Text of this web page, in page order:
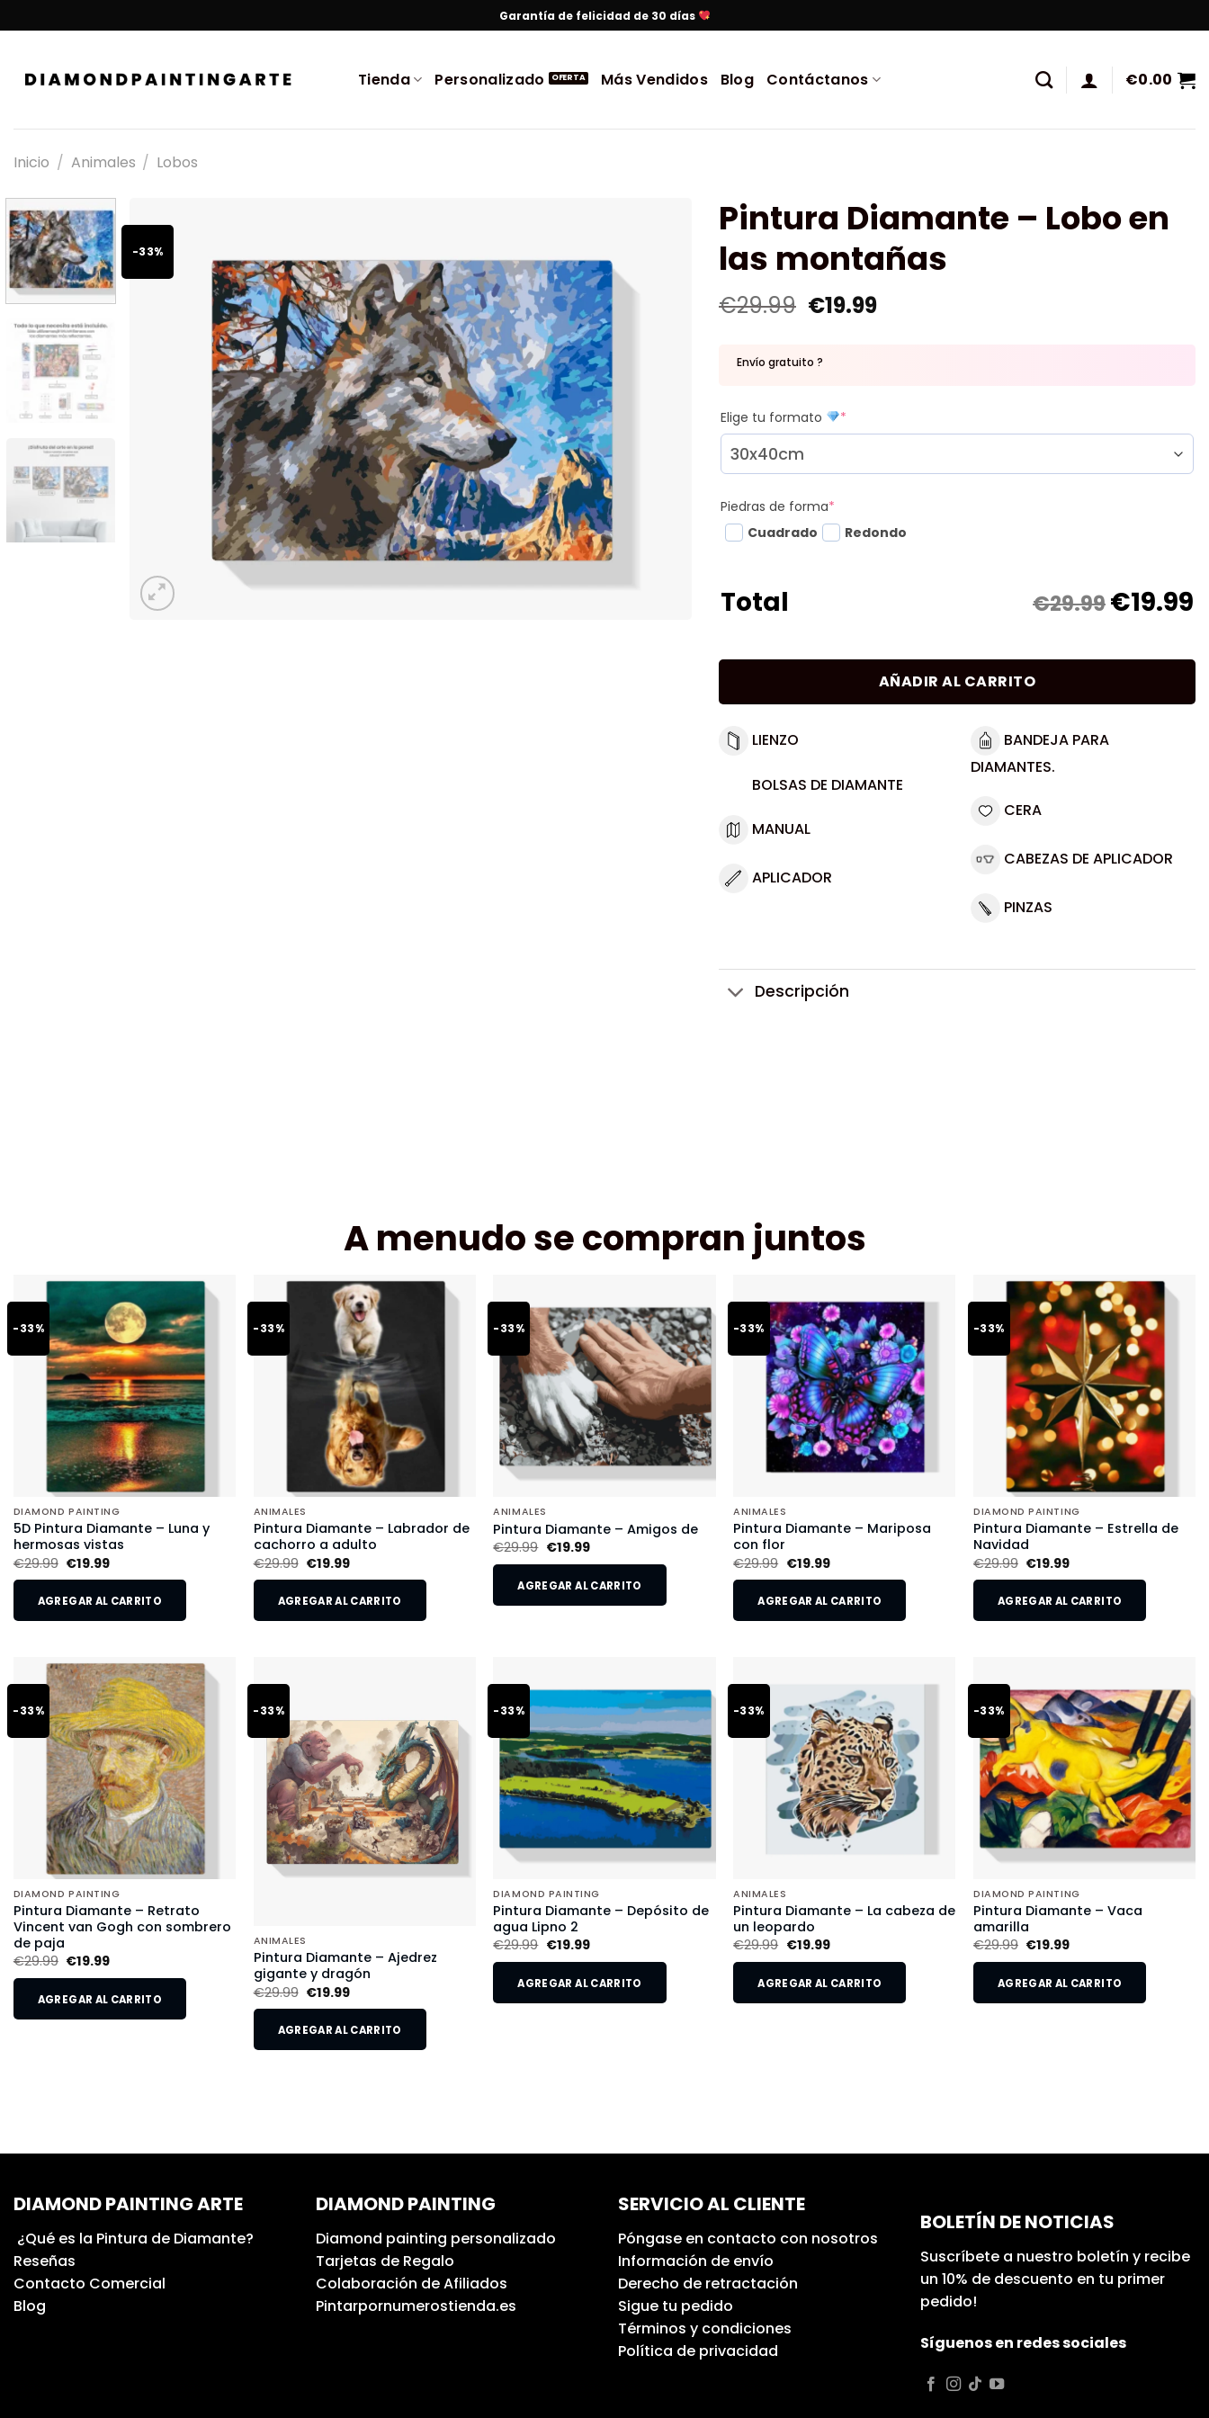
Garantía de felicidad de 30 días
Tienda Personalizado Más Vendidos Blog Contáctanos €0.00
Inicio / Animales / Lobos
-33%
Pintura Diamante – Lobo en
las montañas
€29.99 €19.99
Envío gratuito ?
Elige tu formato *
Piedras de forma*
Cuadrado
Redondo
Total €29.99€19.99
AÑADIR AL CARRITO
LIENZO
BOLSAS DE DIAMANTE
MANUAL
APLICADOR
BANDEJA PARA
DIAMANTES.
CERA
CABEZAS DE APLICADOR
PINZAS
Descripción
A menudo se compran juntos
-33%
DIAMOND PAINTING
5D Pintura Diamante – Luna y
hermosas vistas
€29.99 €19.99
AGREGAR AL CARRITO
-33%
ANIMALES
Pintura Diamante – Labrador de
cachorro a adulto
€29.99 €19.99
AGREGAR AL CARRITO
-33%
ANIMALES
Pintura Diamante – Amigos de
€29.99 €19.99
AGREGAR AL CARRITO
-33%
ANIMALES
Pintura Diamante – Mariposa
con flor
€29.99 €19.99
AGREGAR AL CARRITO
-33%
DIAMOND PAINTING
Pintura Diamante – Estrella de
Navidad
€29.99 €19.99
AGREGAR AL CARRITO
-33%
DIAMOND PAINTING
Pintura Diamante – Retrato
Vincent van Gogh con sombrero
de paja
€29.99 €19.99
AGREGAR AL CARRITO
-33%
ANIMALES
Pintura Diamante – Ajedrez
gigante y dragón
€29.99 €19.99
AGREGAR AL CARRITO
-33%
DIAMOND PAINTING
Pintura Diamante – Depósito de
agua Lipno 2
€29.99 €19.99
AGREGAR AL CARRITO
-33%
ANIMALES
Pintura Diamante – La cabeza de
un leopardo
€29.99 €19.99
AGREGAR AL CARRITO
-33%
DIAMOND PAINTING
Pintura Diamante – Vaca
amarilla
€29.99 €19.99
AGREGAR AL CARRITO
DIAMOND PAINTING ARTE
¿Qué es la Pintura de Diamante?
Reseñas
Contacto Comercial
Blog
DIAMOND PAINTING
Diamond painting personalizado
Tarjetas de Regalo
Colaboración de Afiliados
Pintarpornumerostienda.es
SERVICIO AL CLIENTE
Póngase en contacto con nosotros
Información de envío
Derecho de retractación
Sigue tu pedido
Términos y condiciones
Política de privacidad
BOLETÍN DE NOTICIAS
Suscríbete a nuestro boletín y recibe
un 10% de descuento en tu primer
pedido!
Síguenos en redes sociales